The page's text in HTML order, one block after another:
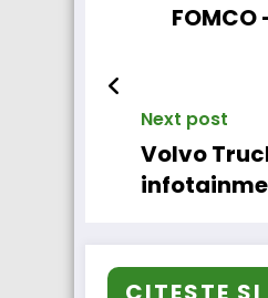
Next post
Volvo